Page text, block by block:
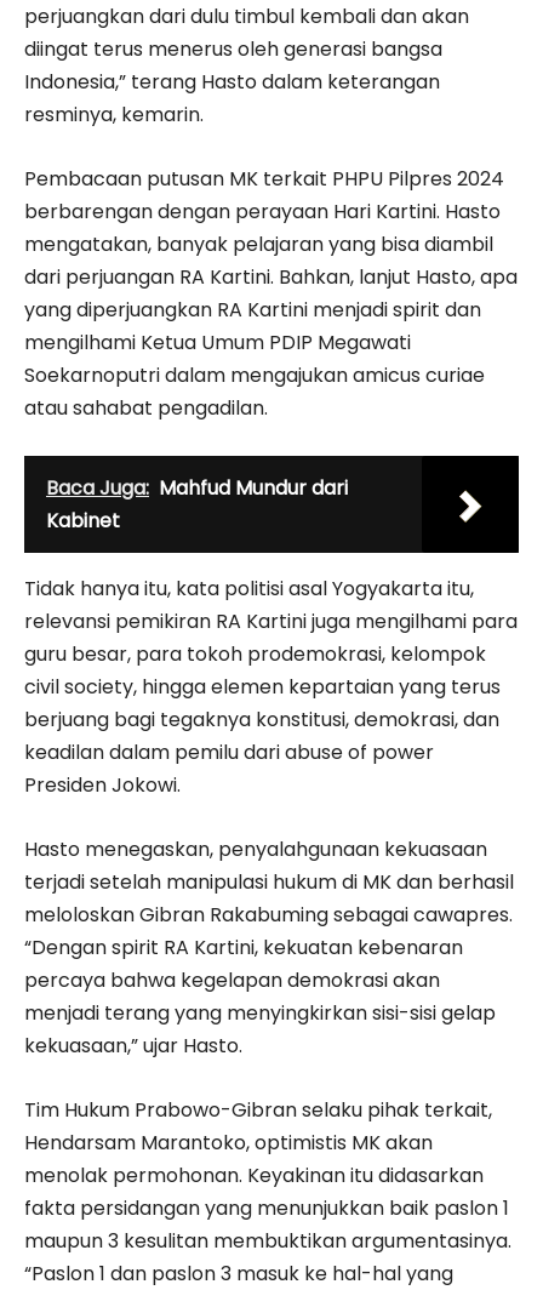
perjuangkan dari dulu timbul kembali dan akan
diingat terus menerus oleh generasi bangsa
Indonesia,” terang Hasto dalam keterangan
resminya, kemarin.
Pembacaan putusan MK terkait PHPU Pilpres 2024
berbarengan dengan perayaan Hari Kartini. Hasto
mengatakan, banyak pelajaran yang bisa diambil
dari perjuangan RA Kartini. Bahkan, lanjut Hasto, apa
yang diperjuangkan RA Kartini menjadi spirit dan
mengilhami Ketua Umum PDIP Megawati
Soekarnoputri dalam mengajukan amicus curiae
atau sahabat pengadilan.
Baca Juga: Mahfud Mundur dari
Kabinet
Tidak hanya itu, kata politisi asal Yogyakarta itu,
relevansi pemikiran RA Kartini juga mengilhami para
guru besar, para tokoh prodemokrasi, kelompok
civil society, hingga elemen kepartaian yang terus
berjuang bagi tegaknya konstitusi, demokrasi, dan
keadilan dalam pemilu dari abuse of power
Presiden Jokowi.
Hasto menegaskan, penyalahgunaan kekuasaan
terjadi setelah manipulasi hukum di MK dan berhasil
meloloskan Gibran Rakabuming sebagai cawapres.
“Dengan spirit RA Kartini, kekuatan kebenaran
percaya bahwa kegelapan demokrasi akan
menjadi terang yang menyingkirkan sisi-sisi gelap
kekuasaan,” ujar Hasto.
Tim Hukum Prabowo-Gibran selaku pihak terkait,
Hendarsam Marantoko, optimistis MK akan
menolak permohonan. Keyakinan itu didasarkan
fakta persidangan yang menunjukkan baik paslon 1
maupun 3 kesulitan membuktikan argumentasinya.
“Paslon 1 dan paslon 3 masuk ke hal-hal yang